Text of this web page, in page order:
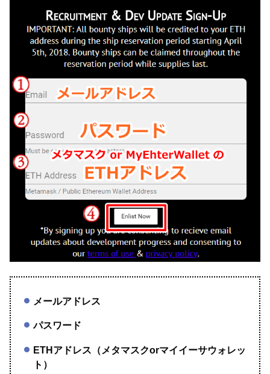
メールアドレス
パスワード
ETHアドレス（メタマスクorマイイーサウォレッ
ト）